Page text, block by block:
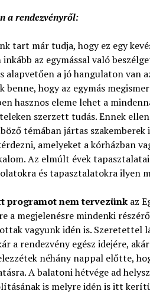
a rendezvényről:
tart már tudja, hogy ez egy
az egymással való
alapvetően a jó hangulaton van
benne, hogy az egymás
hasznos eleme lehet a
szerzett tudás. Ennek
témában jártas szakemberek
amelyeket a kórházban
Az elmúlt évek
és tapasztalatokra ilyen
programot nem tervezünkaz
a megjelenésre mindenki
vagyunk idén is. Szeretettel
a rendezvény egész idejére,
néhány nappal előtte,
A balatoni hétvége ad
is melyre idén is itt